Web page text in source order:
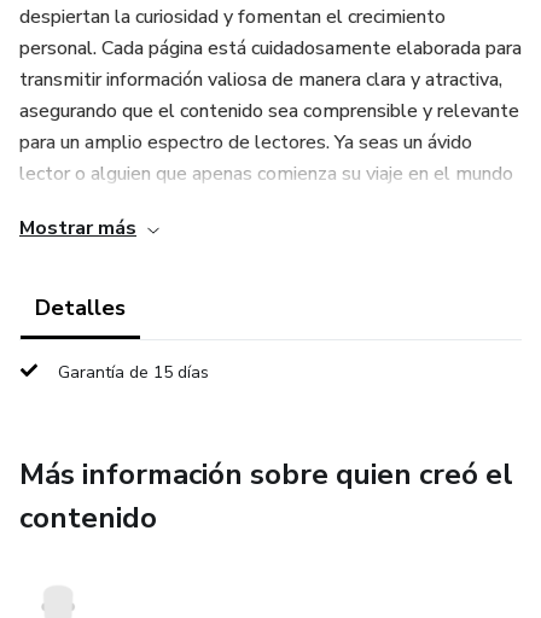
despiertan la curiosidad y fomentan el crecimiento
personal. Cada página está cuidadosamente elaborada para
transmitir información valiosa de manera clara y atractiva,
asegurando que el contenido sea comprensible y relevante
para un amplio espectro de lectores. Ya seas un ávido
lector o alguien que apenas comienza su viaje en el mundo
nuevas perspectivas y nutrir tu mente con conocimientos
fuente de información, sino también una herramienta para
Mostrar más
Detalles
Garantía de 15 días
Más información sobre quien creó el
contenido